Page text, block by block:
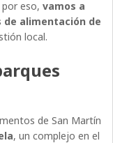
por eso,vamos a
alimentación de
local.
de San Martín
, un complejo en el